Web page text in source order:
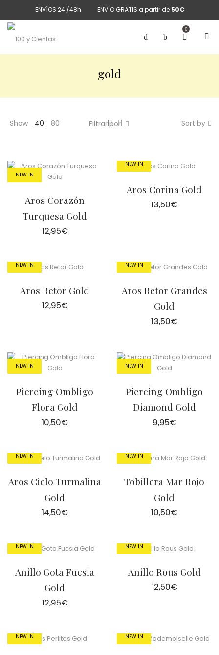
ENVÍOS 24 /48h ENVÍO GRATIS a partir de 50€
0
gold
Show 40 80 Sort by
Filtrar por
NEW IN
Aros Corazón
Turquesa Gold
12,95€
NEW IN
Aros Corina Gold
13,50€
NEW IN
Aros Retor Gold
12,95€
NEW IN
Aros Retor Grandes
Gold
13,50€
NEW IN
Piercing Ombligo
Flora Gold
10,50€
NEW IN
Piercing Ombligo
Diamond Gold
9,95€
NEW IN
Aros Cielo Turmalina
Gold
14,50€
NEW IN
Tobillera Mar Rojo
Gold
10,50€
NEW IN
Anillo Gota Fucsia
Gold
12,95€
NEW IN
Anillo Rous Gold
12,50€
NEW IN NEW IN